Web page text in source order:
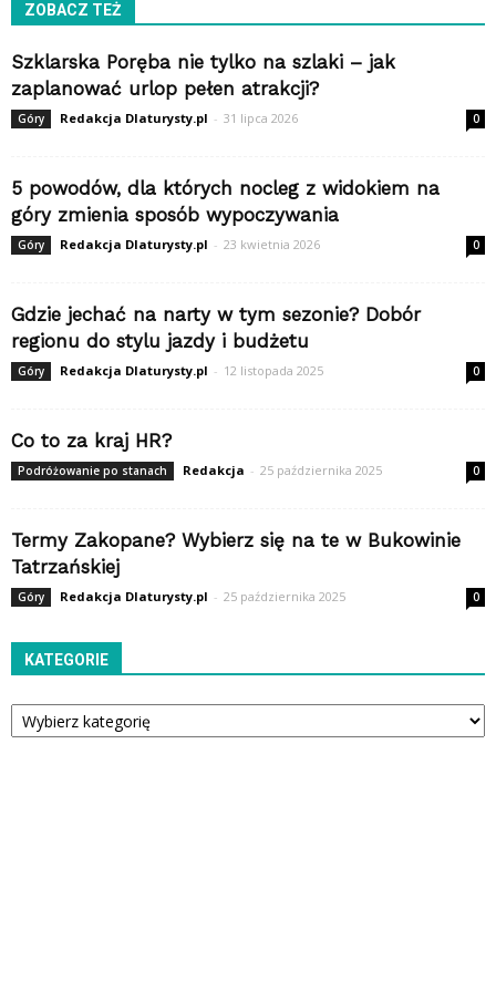
ZOBACZ TEŻ
Szklarska Poręba nie tylko na szlaki – jak
zaplanować urlop pełen atrakcji?
Góry Redakcja Dlaturysty.pl - 31 lipca 2026 0
5 powodów, dla których nocleg z widokiem na
góry zmienia sposób wypoczywania
Góry Redakcja Dlaturysty.pl - 23 kwietnia 2026 0
Gdzie jechać na narty w tym sezonie? Dobór
regionu do stylu jazdy i budżetu
Góry Redakcja Dlaturysty.pl - 12 listopada 2025 0
Co to za kraj HR?
Podróżowanie po stanach Redakcja - 25 października 2025 0
Termy Zakopane? Wybierz się na te w Bukowinie
Tatrzańskiej
Góry Redakcja Dlaturysty.pl - 25 października 2025 0
KATEGORIE
Kategorie